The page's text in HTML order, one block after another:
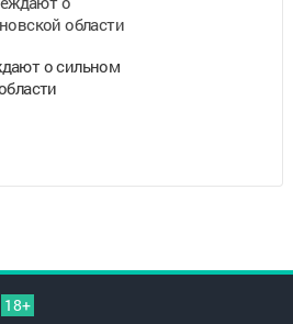
о сильном
18+